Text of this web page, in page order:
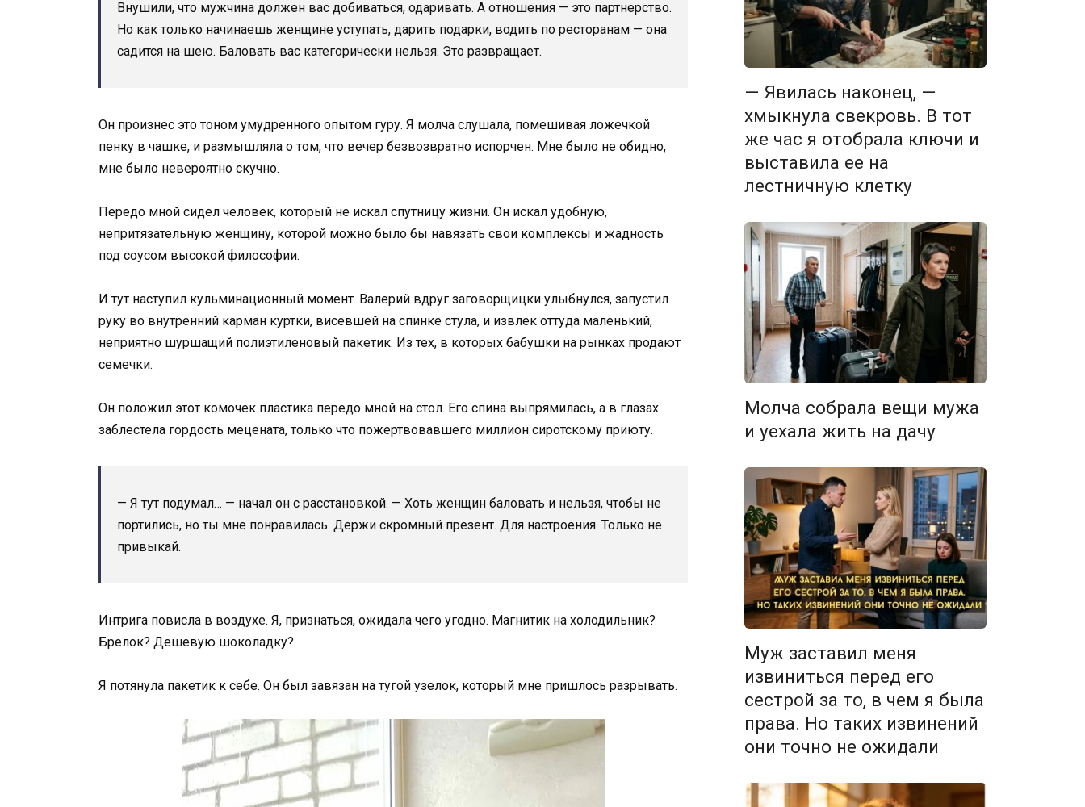
Внушили, что мужчина должен вас добиваться, одаривать. А отношения — это партнерство.
Но как только начинаешь женщине уступать, дарить подарки, водить по ресторанам — она
садится на шею. Баловать вас категорически нельзя. Это развращает.
Он произнес это тоном умудренного опытом гуру. Я молча слушала, помешивая ложечкой
пенку в чашке, и размышляла о том, что вечер безвозвратно испорчен. Мне было не обидно,
мне было невероятно скучно.
Передо мной сидел человек, который не искал спутницу жизни. Он искал удобную,
непритязательную женщину, которой можно было бы навязать свои комплексы и жадность
под соусом высокой философии.
И тут наступил кульминационный момент. Валерий вдруг заговорщицки улыбнулся, запустил
руку во внутренний карман куртки, висевшей на спинке стула, и извлек оттуда маленький,
неприятно шуршащий полиэтиленовый пакетик. Из тех, в которых бабушки на рынках продают
семечки.
Он положил этот комочек пластика передо мной на стол. Его спина выпрямилась, а в глазах
заблестела гордость мецената, только что пожертвовавшего миллион сиротскому приюту.
— Я тут подумал… — начал он с расстановкой. — Хоть женщин баловать и нельзя, чтобы не
портились, но ты мне понравилась. Держи скромный презент. Для настроения. Только не
привыкай.
Интрига повисла в воздухе. Я, признаться, ожидала чего угодно. Магнитик на холодильник?
Брелок? Дешевую шоколадку?
Я потянула пакетик к себе. Он был завязан на тугой узелок, который мне пришлось разрывать.
— Явилась наконец, —
хмыкнула свекровь. В тот
же час я отобрала ключи и
выставила ее на
лестничную клетку
Молча собрала вещи мужа
и уехала жить на дачу
Муж заставил меня
извиниться перед его
сестрой за то, в чем я была
права. Но таких извинений
они точно не ожидали